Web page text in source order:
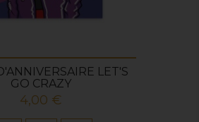
LET'S
GO CRAZY
Prix
4,00 €